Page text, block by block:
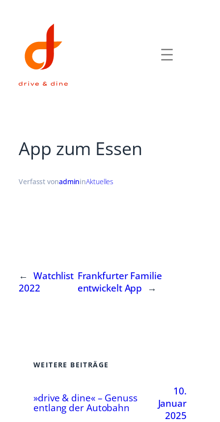
App zum Essen
Verfasst vonadmininAktuelles
← Watchlist
2022
Frankfurter Familie
entwickelt App →
WEITERE BEITRÄGE
»drive & dine« – Genuss
entlang der Autobahn
10.
Januar
2025